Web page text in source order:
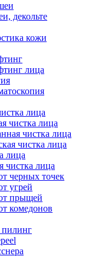
декольте
кожи
лица
лица
чистка лица
чистка лица
чистка лица
лица
чистка лица
черных точек
угрей
прыщей
комедонов